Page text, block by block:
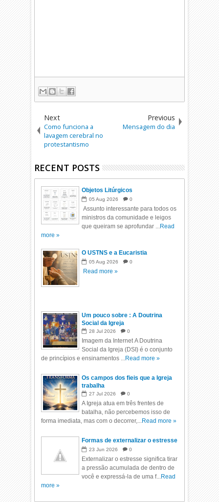
Next
Como funciona a
lavagem cerebral no
protestantismo
Previous
Mensagem do dia
RECENT POSTS
Objetos Litúrgicos
05 Aug 2026 0
Assunto interessante para todos os
ministros da comunidade e leigos
que queiram se aprofundar ...Read
more »
O USTNS e a Eucaristia
05 Aug 2026 0
Read more »
Um pouco sobre : A Doutrina
Social da Igreja
28 Jul 2026 0
Imagem da Internet A Doutrina
Social da Igreja (DSI) é o conjunto
de princípios e ensinamentos ...Read more »
Os campos dos fieis que a Igreja
trabalha
27 Jul 2026 0
A Igreja atua em três frentes de
batalha, não percebemos isso de
forma imediata, mas com o decorrer,...Read more »
Formas de externalizar o estresse
23 Jun 2026 0
Externalizar o estresse significa tirar
a pressão acumulada de dentro de
você e expressá-la de uma f...Read
more »